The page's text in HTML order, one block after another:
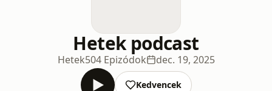
Hetek podcast
Hetek504 Epizódok dec. 19, 2025
Kedvencek